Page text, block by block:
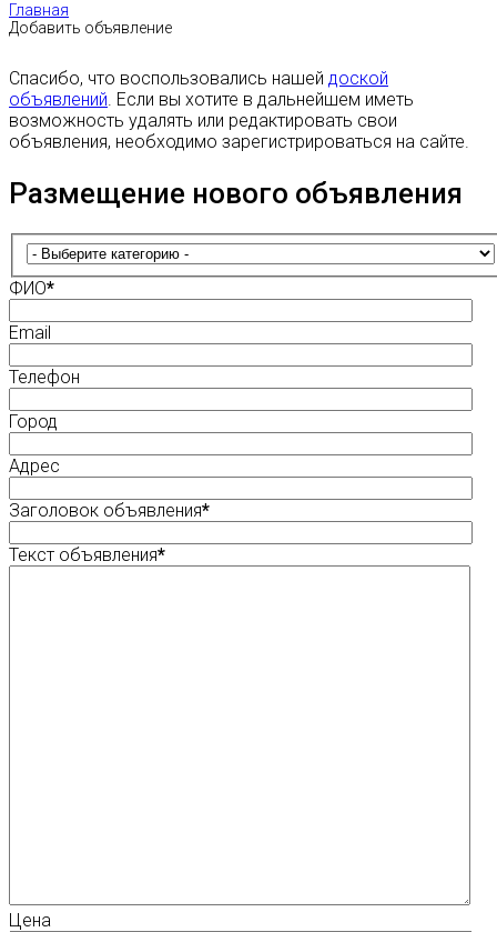
Главная
Добавить объявление
Спасибо, что воспользовались нашей доской
объявлений. Если вы хотите в дальнейшем иметь
возможность удалять или редактировать свои
объявления, необходимо зарегистрироваться на сайте.
Размещение нового объявления
ФИО*
Email
Телефон
Город
Адрес
Заголовок объявления*
Текст объявления*
Цена